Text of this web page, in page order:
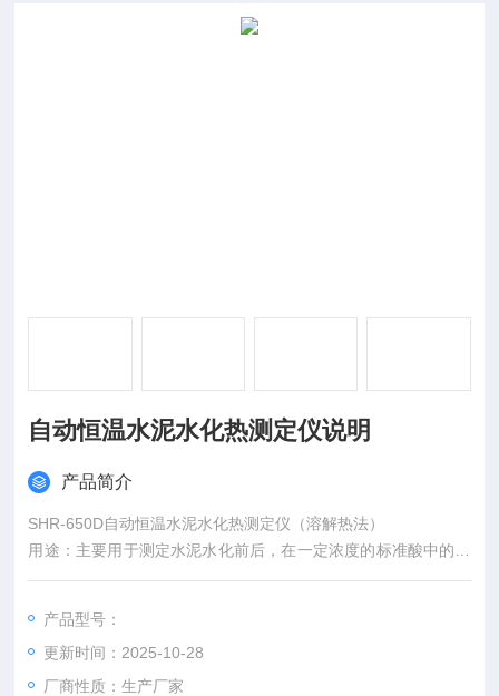
自动恒温水泥水化热测定仪说明
产品简介
SHR-650D自动恒温水泥水化热测定仪（溶解热法）
用途：主要用于测定水泥水化前后，在一定浓度的标准酸中的溶
解热以二者之差来确定水泥在任何龄期的水泥水化热。产品符合
自动恒温水泥水化热测定仪说明
产品型号：
更新时间：2025-10-28
厂商性质：生产厂家